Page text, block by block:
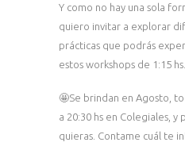
Y como no hay una sola
quiero invitar a explorar
prácticas que podrás
estos workshops de 1:15 hs.
🤩Se brindan en Agosto,
a 20:30 hs en Colegiales,
quieras. Contame cuál te